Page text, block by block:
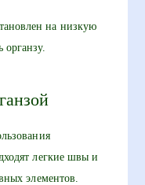
на низкую
органзу.
легкие швы и
элементов.